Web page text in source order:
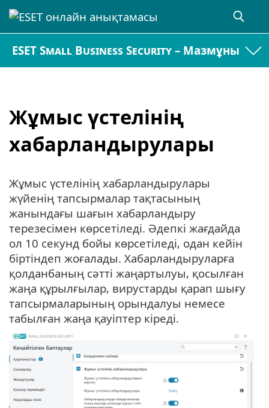
ESET Small Business Security – Мазмұны
Жұмыс үстелінің
хабарландырулары
Жұмыс үстелінің хабарландырулары
жүйенің тапсырмалар тақтасының
жанындағы шағын хабарландыру
терезесімен көрсетіледі. Әдепкі жағдайда
ол 10 секунд бойы көрсетіледі, одан кейін
біртіндеп жоғалады. Хабарландыруларға
қолданбаның сәтті жаңартылуы, қосылған
жаңа құрылғылар, вирустарды қарап шығу
тапсырмаларының орындалуы немесе
табылған жаңа қауіптер кіреді.